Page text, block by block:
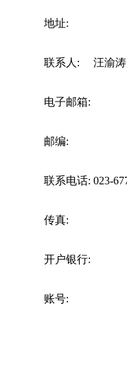
地址:
联系人: 汪渝
电子邮箱:
邮编:
联系电话: 023-
传真:
开户银行:
账号: